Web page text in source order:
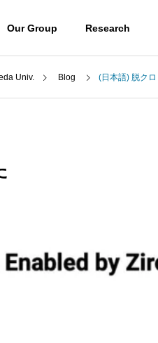
Our Group Research
ア
ミノヒカイ2026
Univ. Blog (日本語) 脱ク